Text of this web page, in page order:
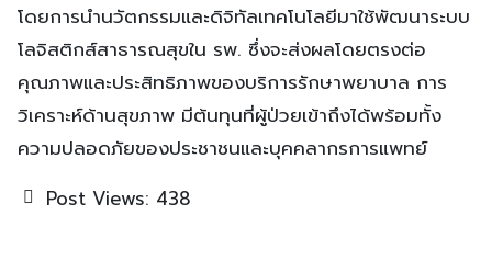
โดยการนำนวัตกรรมและดิจิทัลเทคโนโลยีมาใช้พัฒนาระบบ
โลจิสติกส์สาธารณสุขใน รพ. ซึ่งจะส่งผลโดยตรงต่อ
คุณภาพและประสิทธิภาพของบริการรักษาพยาบาล การ
วิเคราะห์ด้านสุขภาพ มีต้นทุนที่ผู้ป่วยเข้าถึงได้พร้อมทั้ง
ความปลอดภัยของประชาชนและบุคคลากรการแพทย์
Post Views: 438